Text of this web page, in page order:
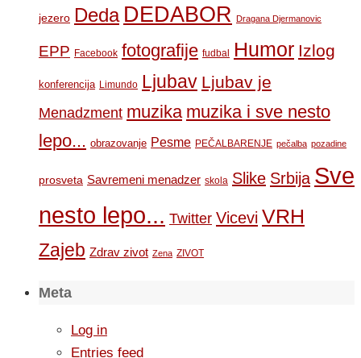
jezero Deda DEDABOR Dragana Djermanovic
EPP Facebook fotografije fudbal Humor Izlog
konferencija Limundo Ljubav Ljubav je
Menadzment muzika muzika i sve nesto
lepo... obrazovanje Pesme PEČALBARENJE pečalba pozadine
prosveta Savremeni menadzer skola Slike Srbija Sve
nesto lepo... Twitter Vicevi VRH
Zajeb Zdrav zivot Zena ZIVOT
Meta
Log in
Entries feed